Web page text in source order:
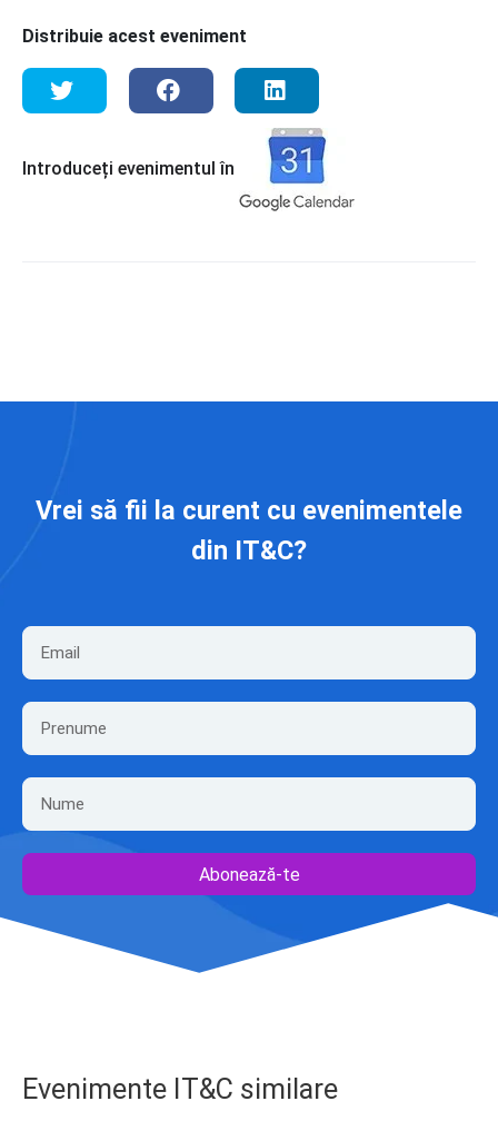
Distribuie acest eveniment
Introduceți evenimentul în
Vrei să fii la curent cu evenimentele
din IT&C?
Abonează-te
Evenimente IT&C similare